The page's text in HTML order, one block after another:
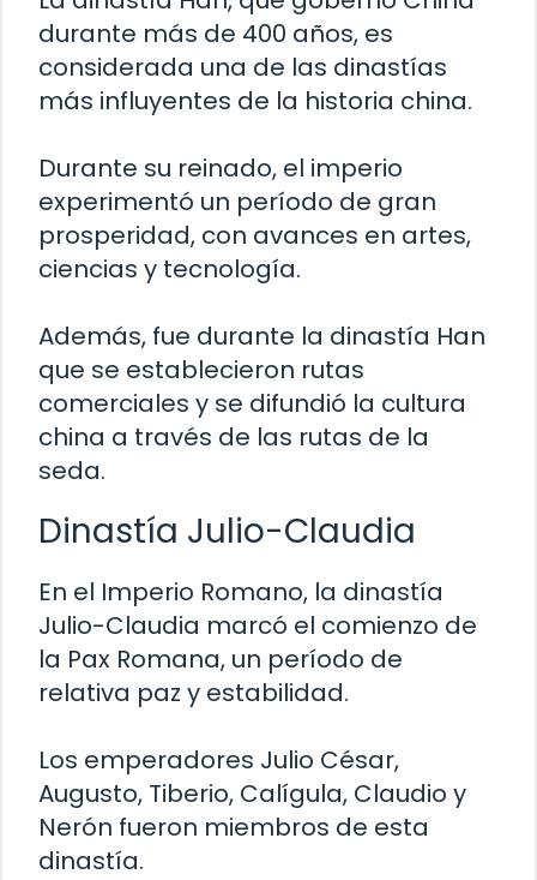
durante más de 400 años, es
considerada una de las dinastías
más influyentes de la historia china.
Durante su reinado, el imperio
experimentó un período de gran
prosperidad, con avances en artes,
ciencias y tecnología.
Además, fue durante la dinastía Han
que se establecieron rutas
comerciales y se difundió la cultura
china a través de las rutas de la
seda.
Dinastía Julio-Claudia
En el Imperio Romano, la dinastía
Julio-Claudia marcó el comienzo de
la Pax Romana, un período de
relativa paz y estabilidad.
Los emperadores Julio César,
Augusto, Tiberio, Calígula, Claudio y
Nerón fueron miembros de esta
dinastía.